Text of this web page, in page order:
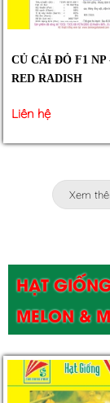
CỦ CẢI ĐỎ F1 NP
RED RADISH
Liên hệ
Xem
HẠT
MELON &